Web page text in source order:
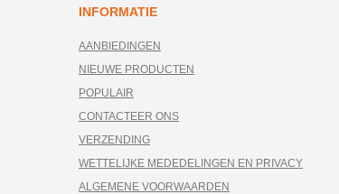
INFORMATIE
AANBIEDINGEN
NIEUWE PRODUCTEN
POPULAIR
CONTACTEER ONS
VERZENDING
WETTELIJKE MEDEDELINGEN EN PRIVACY
ALGEMENE VOORWAARDEN